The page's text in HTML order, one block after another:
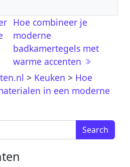
Hoe combineer je
moderne
badkamertegels met
warme accenten
> Keuken > Hoe
in een moderne